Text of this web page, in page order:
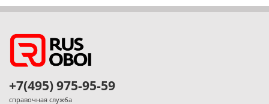
+7(495) 975-95-59
справочная служба